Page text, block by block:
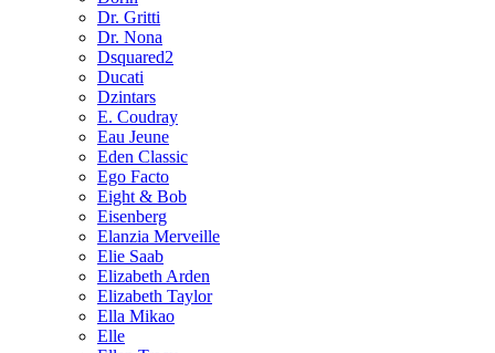
Dr. Gritti
Dr. Nona
Dsquared2
Ducati
Dzintars
E. Coudray
Eau Jeune
Eden Classic
Ego Facto
Eight & Bob
Eisenberg
Elanzia Merveille
Elie Saab
Elizabeth Arden
Elizabeth Taylor
Ella Mikao
Elle